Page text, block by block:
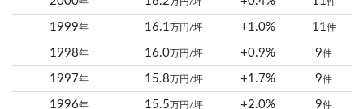
1999年 16.1 万円/坪 +1.0% 11件
1998年 16.0 万円/坪 +0.9% 9件
1997年 15.8 万円/坪 +1.7% 9件
1996年 15.5 万円/坪 +2.0% 9件